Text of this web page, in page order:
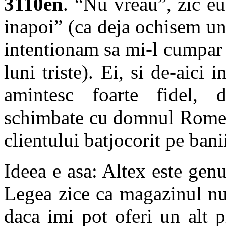
inapoi” (ca deja ochisem
intentionam sa mi-l
luni triste). Ei, si de-aici
amintesc foarte fidel,
schimbate cu domnul
clientului batjocorit pe
Ideea e asa: Altex este
Legea zice ca magazinul
daca imi pot oferi un alt